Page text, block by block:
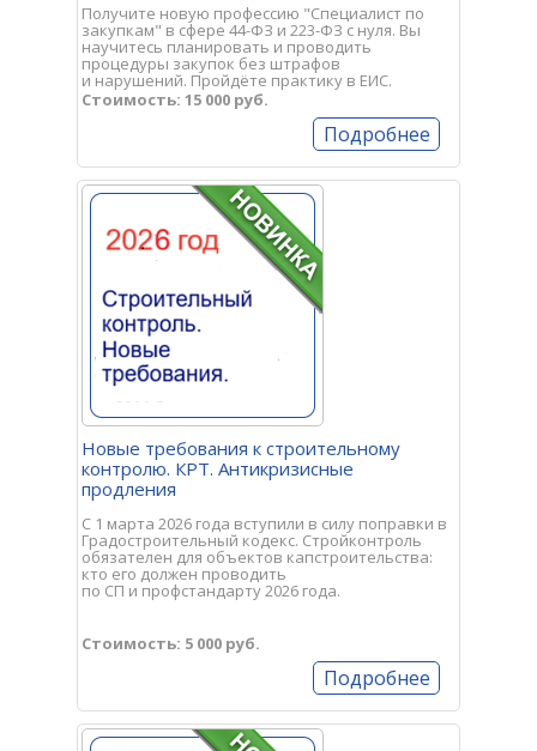
Получите новую профессию "Специалист по
закупкам" в сфере 44-ФЗ и 223-ФЗ с нуля. Вы
научитесь планировать и проводить
процедуры закупок без штрафов
и нарушений. Пройдёте практику в ЕИС.
Стоимость: 15 000 руб.
Подробнее
Новые требования к строительному
контролю. КРТ. Антикризисные
продления
С 1 марта 2026 года вступили в силу поправки в
Градостроительный кодекс. Стройконтроль
обязателен для объектов капстроительства:
кто его должен проводить
по СП и профстандарту 2026 года.
Стоимость: 5 000 руб.
Подробнее